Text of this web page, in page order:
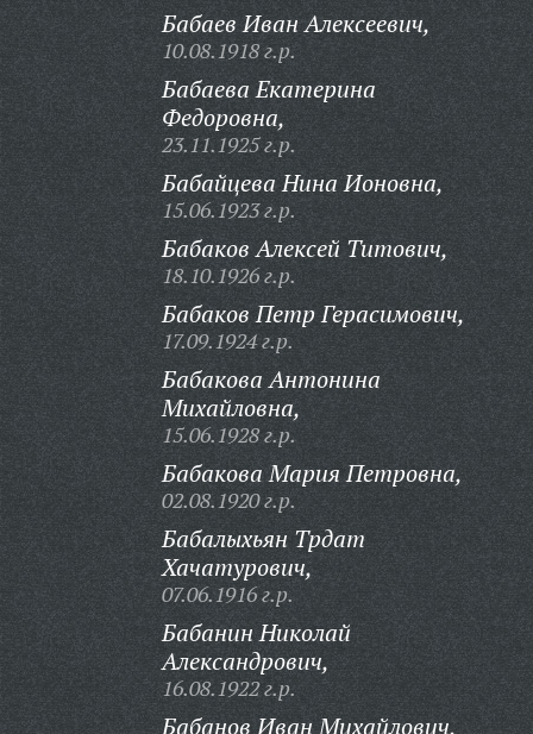
Бабаев Иван Алексеевич,
10.08.1918 г.р.
Бабаева Екатерина
Федоровна,
23.11.1925 г.р.
Бабайцева Нина Ионовна,
15.06.1923 г.р.
Бабаков Алексей Титович,
18.10.1926 г.р.
Бабаков Петр Герасимович,
17.09.1924 г.р.
Бабакова Антонина
Михайловна,
15.06.1928 г.р.
Бабакова Мария Петровна,
02.08.1920 г.р.
Бабалыхьян Трдат
Хачатурович,
07.06.1916 г.р.
Бабанин Николай
Александрович,
16.08.1922 г.р.
Бабанов Иван Михайлович,